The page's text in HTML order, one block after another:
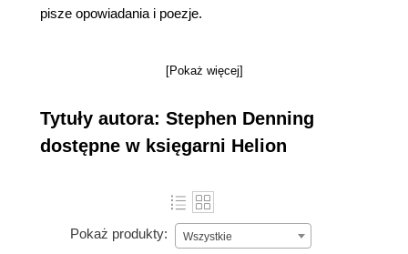
pisze opowiadania i poezje.
[Pokaż więcej]
Tytuły autora: Stephen Denning
dostępne w księgarni Helion
Pokaż produkty: Wszystkie